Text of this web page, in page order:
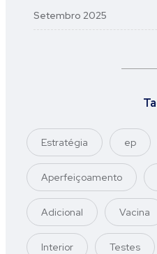
Setembro 2025
Estratégia ep
Aperfeiçoamento
Adicional Vacina
Interior Testes